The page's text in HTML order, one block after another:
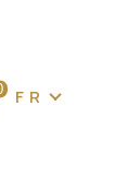
Langue
FR